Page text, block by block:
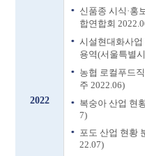
2022
신품종 시식·홍
합연합회
시설현대화사
용역(서울특별
농협 로컬푸드
주 2022.06)
복숭아 산업 현
7)
포도 산업 현황
22.07)